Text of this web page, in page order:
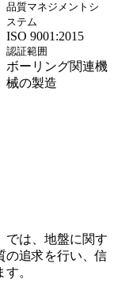
品質マネジメントシ
ステム
ISO 9001:2015
認証範囲
ボーリング関連機
械の製造
では、地盤に関す
の追求を行い、信
。